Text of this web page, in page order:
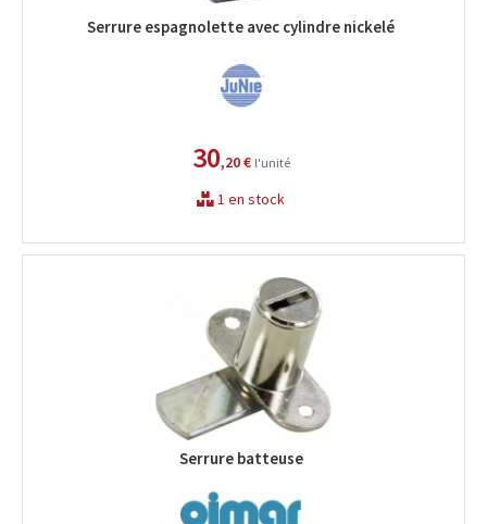
Serrure espagnolette avec cylindre nickelé
30,20 € l'unité
1 en stock
Serrure batteuse